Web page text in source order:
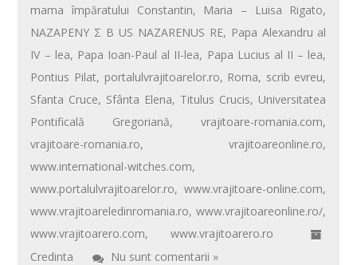
mama împăratului Constantin, Maria – Luisa Rigato,
NAZAPENY Σ B US NAZARENUS RE, Papa Alexandru al
IV – lea, Papa Ioan-Paul al II-lea, Papa Lucius al II – lea,
Pontius Pilat, portalulvrajitoarelor.ro, Roma, scrib evreu,
Sfanta Cruce, Sfânta Elena, Titulus Crucis, Universitatea
Pontificală Gregoriană,vrajitoare-romania.com,
vrajitoare-romania.ro,vrajitoareonline.ro,
www.international-witches.com,
www.portalulvrajitoarelor.ro,www.vrajitoare-online.com,
www.vrajitoareledinromania.ro,www.vrajitoareonline.ro/,
www.vrajitoarero.com, www.vrajitoarero.ro
Credinta
Nu sunt comentarii »